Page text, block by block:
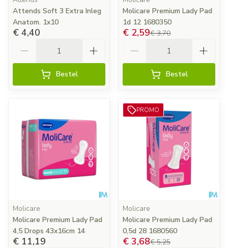
Attends Soft 3 Extra Inleg
Anatom. 1x10
€ 4,40
Bestel
Molicare Premium Lady Pad
1d 12 1680350
€ 3,70
€ 2,59
Bestel
Molicare
Molicare Premium Lady Pad
4,5 Drops 43x16cm 14
€ 11,19
PROMO
Molicare
Molicare Premium Lady Pad
0,5d 28 1680560
€ 5,25
€ 3,68